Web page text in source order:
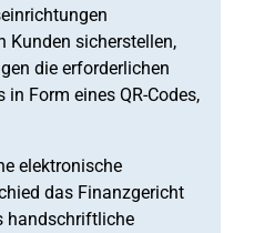
Kunden sicherstellen,
die erforderlichen
Form eines QR-Codes,
elektronische
das Finanzgericht
handschriftliche